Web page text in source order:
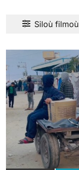
Siloù filmoù